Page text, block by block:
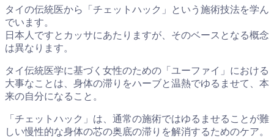
タイの伝統医から「チェットハック」という施術技法を学ん
でいます。
日本人ですとカッサにあたりますが、そのベースとなる概念
は異なります。
タイ伝統医学に基づく女性のための「ユーファイ」における
大事なことは、身体の滞りをハーブと温熱でゆるませて、本
来の自分になること。
「チェットハック」は、通常の施術ではゆるませることが難
しい慢性的な身体の芯の奥底の滞りを解消するためのケア。